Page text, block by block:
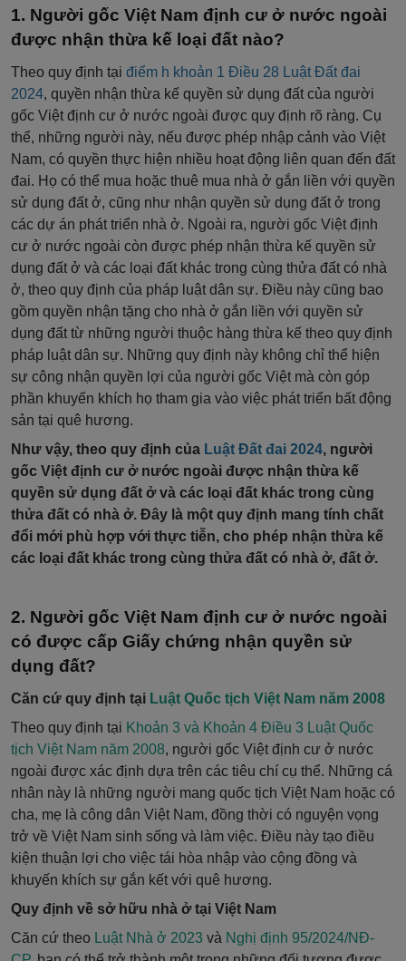
Người gốc Việt Nam định cư ở nước ngoài
được nhận thừa kế loại đất nào?
Theo quy định tại điểm h khoản 1 Điều 28 Luật Đất đai
2024, quyền nhận thừa kế quyền sử dụng đất của người
gốc Việt định cư ở nước ngoài được quy định rõ ràng. Cụ
thể, những người này, nếu được phép nhập cảnh vào Việt
Nam, có quyền thực hiện nhiều hoạt động liên quan đến đất
đai. Họ có thể mua hoặc thuê mua nhà ở gắn liền với quyền
sử dụng đất ở, cũng như nhận quyền sử dụng đất ở trong
các dự án phát triển nhà ở. Ngoài ra, người gốc Việt định
cư ở nước ngoài còn được phép nhận thừa kế quyền sử
dụng đất ở và các loại đất khác trong cùng thửa đất có nhà
ở, theo quy định của pháp luật dân sự. Điều này cũng bao
gồm quyền nhận tặng cho nhà ở gắn liền với quyền sử
dụng đất từ những người thuộc hàng thừa kế theo quy định
pháp luật dân sự. Những quy định này không chỉ thể hiện
sự công nhận quyền lợi của người gốc Việt mà còn góp
phần khuyến khích họ tham gia vào việc phát triển bất động
sản tại quê hương.
Như vậy, theo quy định của Luật Đất đai 2024, người
gốc Việt định cư ở nước ngoài được nhận thừa kế
quyền sử dụng đất ở và các loại đất khác trong cùng
thửa đất có nhà ở. Đây là một quy định mang tính chất
đổi mới phù hợp với thực tiễn, cho phép nhận thừa kế
các loại đất khác trong cùng thửa đất có nhà ở, đất ở.
Người gốc Việt Nam định cư ở nước ngoài
có được cấp Giấy chứng nhận quyền sử
dụng đất?
Căn cứ quy định tại Luật Quốc tịch Việt Nam năm 2008
Theo quy định tại Khoản 3 và Khoản 4 Điều 3 Luật Quốc
tịch Việt Nam năm 2008, người gốc Việt định cư ở nước
ngoài được xác định dựa trên các tiêu chí cụ thể. Những cá
nhân này là những người mang quốc tịch Việt Nam hoặc có
cha, mẹ là công dân Việt Nam, đồng thời có nguyện vọng
trở về Việt Nam sinh sống và làm việc. Điều này tạo điều
kiện thuận lợi cho việc tái hòa nhập vào cộng đồng và
khuyến khích sự gắn kết với quê hương.
Quy định về sở hữu nhà ở tại Việt Nam
Căn cứ theo Luật Nhà ở 2023 và Nghị định 95/2024/NĐ-